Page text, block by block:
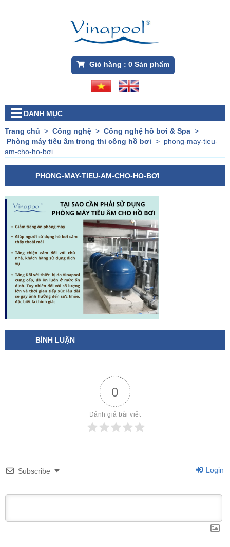
Giỏ hàng : 0Sản phẩm
DANH MỤC
Trang chủ > Công nghệ> Công nghệ hồ bơi & Spa>
Phòng máy tiêu âm trong thi công hồ bơi > phong-may-tieu-
am-cho-ho-bơi
PHONG-MAY-TIEU-AM-CHO-HO-BƠI
BÌNH LUẬN
0
Đánh giá bài viết
Subscribe Login